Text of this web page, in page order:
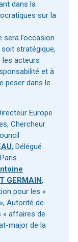
dans la
sur la
l’occasion
soit stratégique,
les acteurs
et à
peser dans le
Europe
Chercheur
, Délégué
GERMAIN,
pour les «
Autorité de
« affaires de
major de la